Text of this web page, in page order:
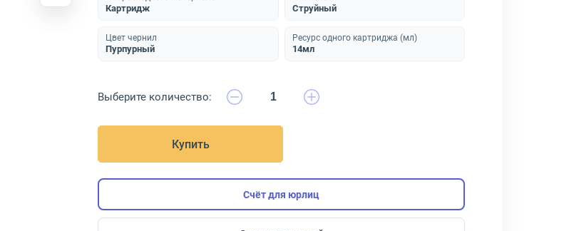
Картридж Струйный
Цвет чернил
Пурпурный
Ресурс одного картриджа (мл)
14мл
Выберите количество:
Купить
Счёт для юрлиц